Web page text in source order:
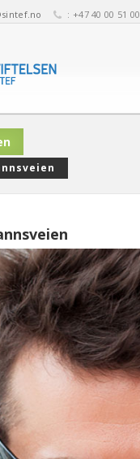
: +47 40 00 51 00